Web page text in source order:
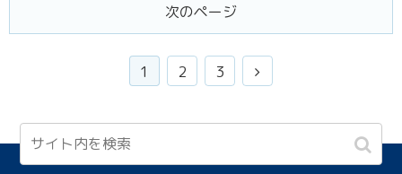
次のページ
1 2 3